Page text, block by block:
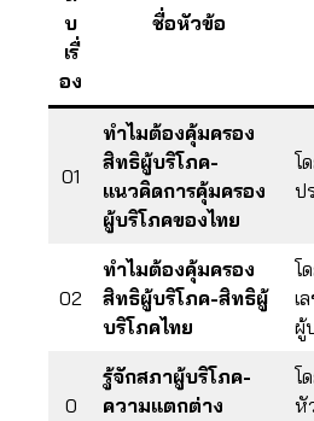
บ
เรื่
อง
ชื่อหัวข้อ
01
ทำไมต้องคุ้มครอง
สิทธิผู้บริโภค-
แนวคิดการคุ้มครอง
ผู้บริโภคของไทย
โ
ป
02
ทำไมต้องคุ้มครอง
สิทธิผู้บริโภค-สิทธิผู้
บริโภคไทย
โ
เ
ผู้
0
รู้จักสภาผู้บริโภค-
ความแตกต่าง
โ
หั